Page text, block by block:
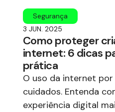
Segurança
3 JUN. 2025
Como proteger
internet: 6 dicas
prática
O uso da internet
cuidados. Entenda
experiência digital